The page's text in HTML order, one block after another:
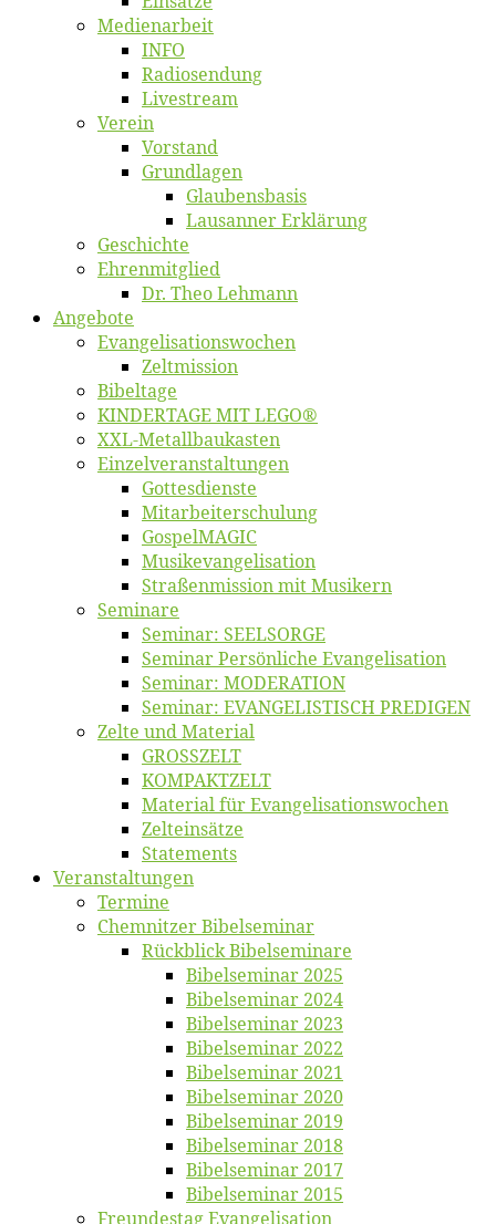
Me­di­en­ar­beit
INFO
Ra­dio­sen­dung
Live­stream
Ver­ein
Vor­stand
Grund­la­gen
Glaubens­ba­sis
Lausan­ner Erklärung
Ge­schich­te
Eh­ren­mit­glied
Dr. Theo Lehmann
An­ge­bo­te
Evangelisa­tions­wo­chen
Zelt­mis­si­on
Bi­bel­ta­ge
KINDERTAGE MIT LEGO®
XXL-Me­­tal­l­­bau­­kas­­ten
Einzelver­an­stal­tungen
Got­tes­diens­te
Mitarbeiter­schulung
Gos­pel­MA­GIC
Musikevan­ge­li­sa­tion
Straßenmis­sion mit Musikern
Se­mi­na­re
Se­mi­nar: SEELSORGE
Se­mi­nar Per­sön­li­che Evangelisation
Se­mi­nar: MODERATION
Se­mi­nar: EVANGELISTISCH PREDIGEN
Zel­te und Material
GROSSZELT
KOMPAKTZELT
Ma­te­ri­al für Evangelisationswochen
Zelt­ein­sät­ze
State­ments
Ver­an­stal­tun­gen
Ter­mi­ne
Chemnit­zer Bibelseminar
Rück­blick Bibelseminare
Bi­bel­se­mi­nar 2025
Bi­bel­se­mi­nar 2024
Bi­bel­se­mi­nar 2023
Bi­bel­se­mi­nar 2022
Bi­bel­se­mi­nar 2021
Bi­bel­se­mi­nar 2020
Bi­bel­se­mi­nar 2019
Bi­bel­se­mi­nar 2018
Bibelsemi­nar 2017
Bibelsemi­nar 2015
Freun­des­tag Evangelisation